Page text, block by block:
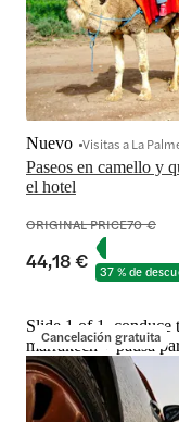
Paseos en camello y
el hotel
Nuevo Visitas a La
ORIGINAL PRICE70 €
44,18 € 37 % de
Cancelación gratuita
Slide 1 of 1, conduce
marrakech + pausa